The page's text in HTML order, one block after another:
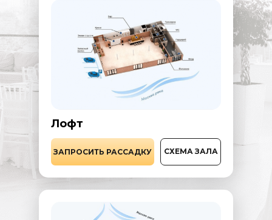
Лофт
СХЕМА ЗАЛА
ЗАПРОСИТЬ РАССАДКУ